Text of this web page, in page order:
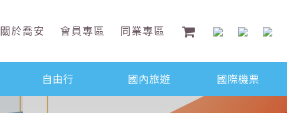
關於喬安 會員專區 同業專區
自由行 國內旅遊 國際機票